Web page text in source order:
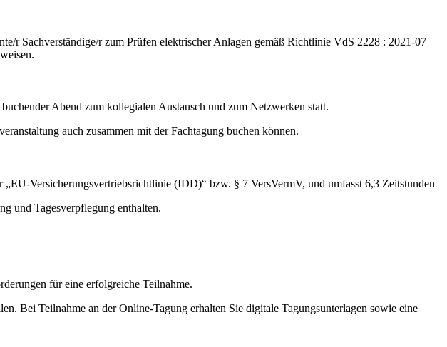
r Sachverständige/r zum Prüfen elektrischer Anlagen gemäß Richtlinie VdS 2228 : 2021-07
Abend zum kollegialen Austausch und zum Netzwerken statt.
auch zusammen mit der Fachtagung buchen können.
Versicherungsvertriebsrichtlinie (IDD)“ bzw. § 7 VersVermV, und umfasst 6,3 Zeitstunden
und Tagesverpflegung enthalten.
für eine erfolgreiche Teilnahme.
Bei Teilnahme an der Online-Tagung erhalten Sie digitale Tagungsunterlagen sowie eine